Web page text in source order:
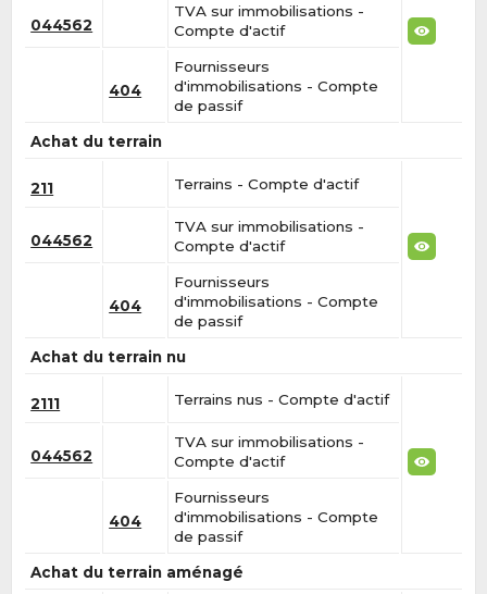
044562
TVA sur immobilisations -
Compte d'actif
404
Fournisseurs
d'immobilisations - Compte
de passif
Achat du terrain
211 Terrains - Compte d'actif
044562
TVA sur immobilisations -
Compte d'actif
404
Fournisseurs
d'immobilisations - Compte
de passif
Achat du terrain nu
2111 Terrains nus - Compte d'actif
044562
TVA sur immobilisations -
Compte d'actif
404
Fournisseurs
d'immobilisations - Compte
de passif
Achat du terrain aménagé